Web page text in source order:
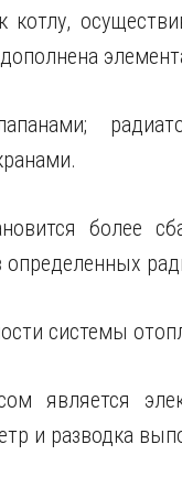
котлу,
более
определенных
системы
является
и разводка